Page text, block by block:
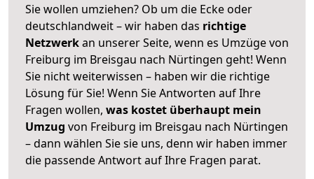
Sie wollen umziehen? Ob um die Ecke oder
deutschlandweit – wir haben das richtige
Netzwerkan unserer Seite, wenn es Umzüge von
Freiburg im Breisgau nach Nürtingen geht! Wenn
Sie nicht weiterwissen – haben wir die richtige
Lösung für Sie! Wenn Sie Antworten auf Ihre
Fragen wollen, was kostet überhaupt mein
Umzug von Freiburg im Breisgau nach Nürtingen
– dann wählen Sie sie uns, denn wir haben immer
die passende Antwort auf Ihre Fragen parat.